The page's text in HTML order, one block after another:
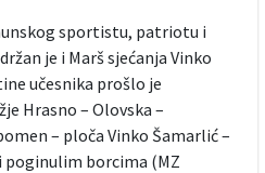
sportistu, patriotu i
je i Marš sjećanja Vinko
učesnika prošlo je
Hrasno – Olovska –
– ploča Vinko Šamarlić –
poginulim borcima (MZ